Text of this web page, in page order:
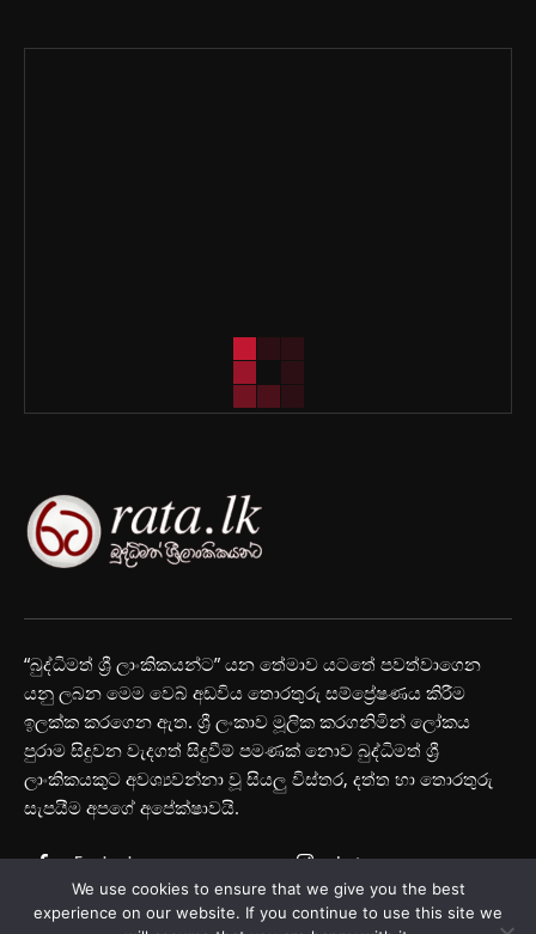
“බුද්ධිමත් ශ්‍රී ලාංකිකයන්ට” යන තේමාව යටතේ පවත්වාගෙන
යනු ලබන මෙම වෙබ් අඩවිය තොරතුරු සම්ප්‍රේෂණය කිරීම
ඉලක්ක කරගෙන ඇත. ශ්‍රී ලංකාව මූලික කරගනිමින් ලෝකය
පුරාම සිදුවන වැදගත් සිදුවීම් පමණක් නොව බුද්ධිමත් ශ්‍රී
ලාංකිකයකුට අවශ්‍යවන්නා වූ සියලු විස්තර, දත්ත හා තොරතුරු
සැපයීම අපගේ අපේක්ෂාවයි.
We use cookies to ensure that we give you the best
experience on our website. If you continue to use this site we